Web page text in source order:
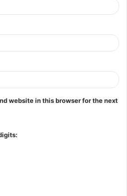
website in this browser for the next